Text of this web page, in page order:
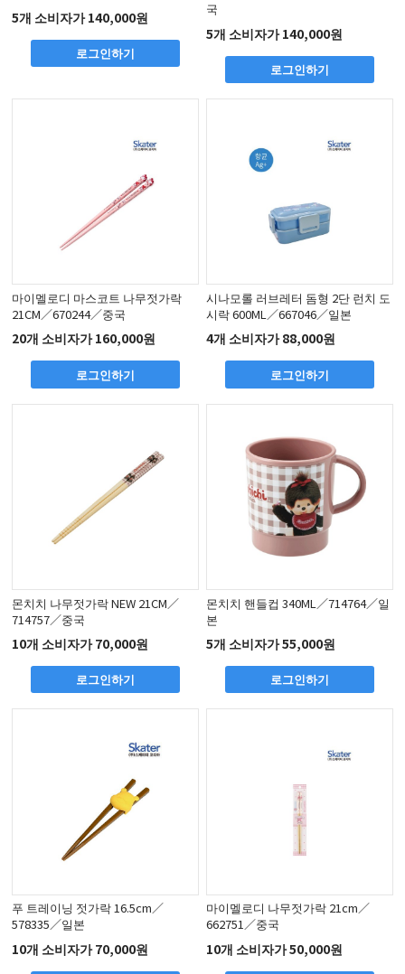
5개 소비자가 140,000원
로그인하기
국
5개 소비자가 140,000원
로그인하기
마이멜로디 마스코트 나무젓가락
21CM／670244／중국
20개 소비자가 160,000원
로그인하기
시나모롤 러브레터 돔형 2단 런치 도
시락 600ML／667046／일본
4개 소비자가 88,000원
로그인하기
몬치치 나무젓가락 NEW 21CM／
714757／중국
10개 소비자가 70,000원
로그인하기
몬치치 핸들컵 340ML／714764／일
본
5개 소비자가 55,000원
로그인하기
푸 트레이닝 젓가락 16.5cm／
578335／일본
10개 소비자가 70,000원
마이멜로디 나무젓가락 21cm／
662751／중국
10개 소비자가 50,000원